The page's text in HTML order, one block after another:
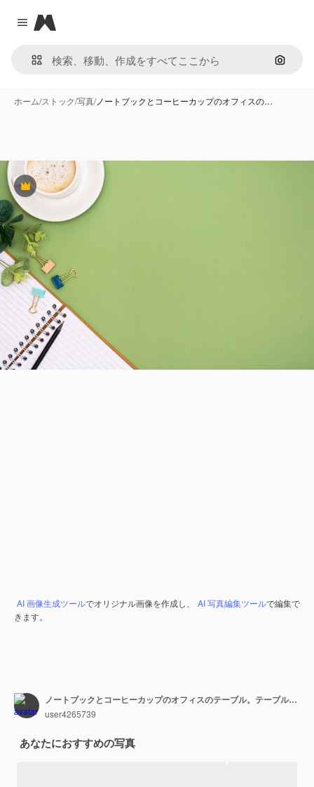
Close menu
Magnific
画像で
ホーム/ストック/写真/ノートブックとコーヒーカップのオフィスの…
Premium
AI 画像生成ツールでオリジナル画像を作成し、 AI 写真編集ツールで編集で
きます。
ノートブックとコーヒーカップのオフィスのテーブル。テーブルトップ、コピースペース付きのワークスペース。創造的なフラットレイアウト。
user4265739
あなたにおすすめの写真